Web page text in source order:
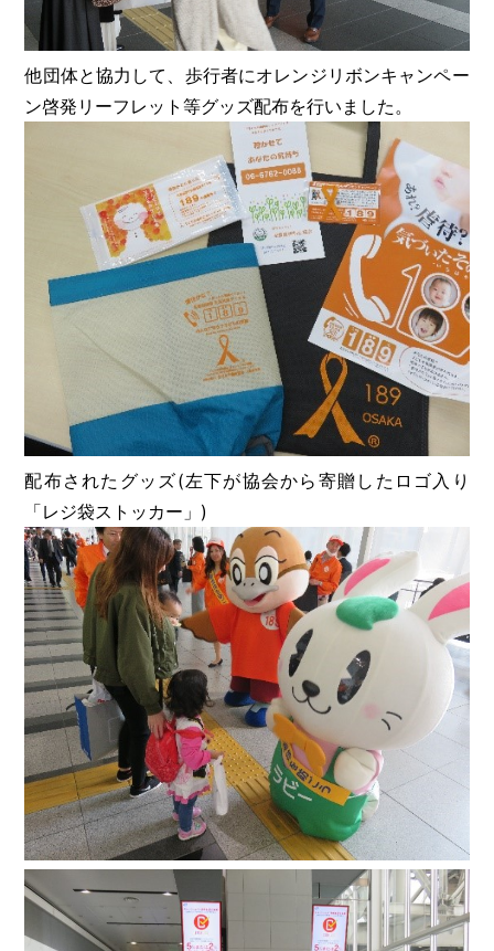
他団体と協力して、歩行者にオレンジリボンキャンペー
ン啓発リーフレット等グッズ配布を行いました。
配布されたグッズ(左下が協会から寄贈したロゴ入り
「レジ袋ストッカー」)